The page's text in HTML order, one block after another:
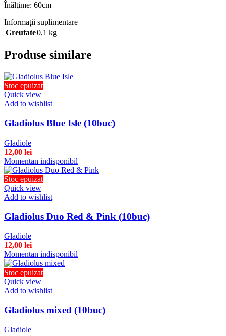
Înălţime: 60cm
Informații suplimentare
Greutate0,1 kg
Produse similare
Stoc epuizat
Quick view
Add to wishlist
Gladiolus Blue Isle (10buc)
Gladiole
12,00 lei
Momentan indisponibil
Stoc epuizat
Quick view
Add to wishlist
Gladiolus Duo Red & Pink (10buc)
Gladiole
12,00 lei
Momentan indisponibil
Stoc epuizat
Quick view
Add to wishlist
Gladiolus mixed (10buc)
Gladiole